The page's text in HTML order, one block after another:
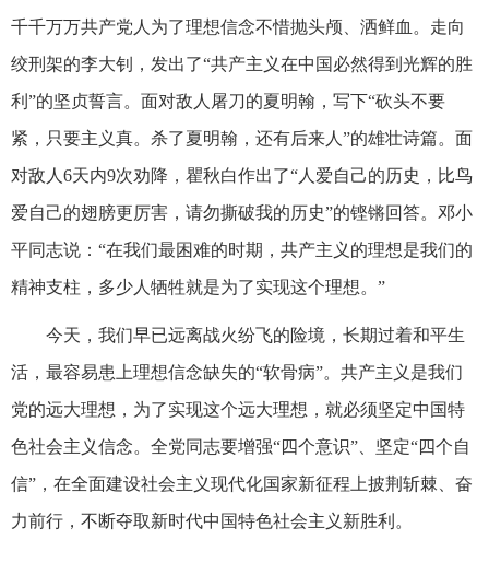
千千万万共产党人为了理想信念不惜抛头颅、洒鲜血。走向
绞刑架的李大钊，发出了“共产主义在中国必然得到光辉的胜
利”的坚贞誓言。面对敌人屠刀的夏明翰，写下“砍头不要
紧，只要主义真。杀了夏明翰，还有后来人”的雄壮诗篇。面
对敌人6天内9次劝降，瞿秋白作出了“人爱自己的历史，比鸟
爱自己的翅膀更厉害，请勿撕破我的历史”的铿锵回答。邓小
平同志说：“在我们最困难的时期，共产主义的理想是我们的
精神支柱，多少人牺牲就是为了实现这个理想。”
今天，我们早已远离战火纷飞的险境，长期过着和平生
活，最容易患上理想信念缺失的“软骨病”。共产主义是我们
党的远大理想，为了实现这个远大理想，就必须坚定中国特
色社会主义信念。全党同志要增强“四个意识”、坚定“四个自
信”，在全面建设社会主义现代化国家新征程上披荆斩棘、奋
力前行，不断夺取新时代中国特色社会主义新胜利。